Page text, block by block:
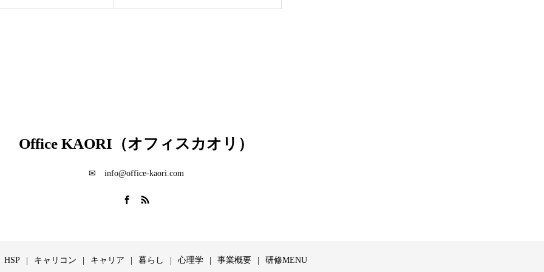
Office KAORI（オフィスカオリ）
✉ info@office-kaori.com
HSP キャリコン キャリア 暮らし 心理学 事業概要 研修MENU